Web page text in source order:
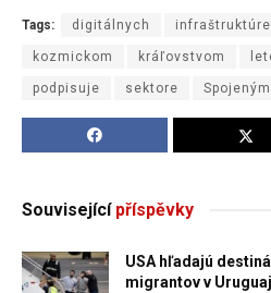
Tags: digitálnych infraštruktúre
kozmickom kráľovstvom
podpisuje sektore Spojeným
Souvisejícípříspěvky
USA hľadajú
migrantov v